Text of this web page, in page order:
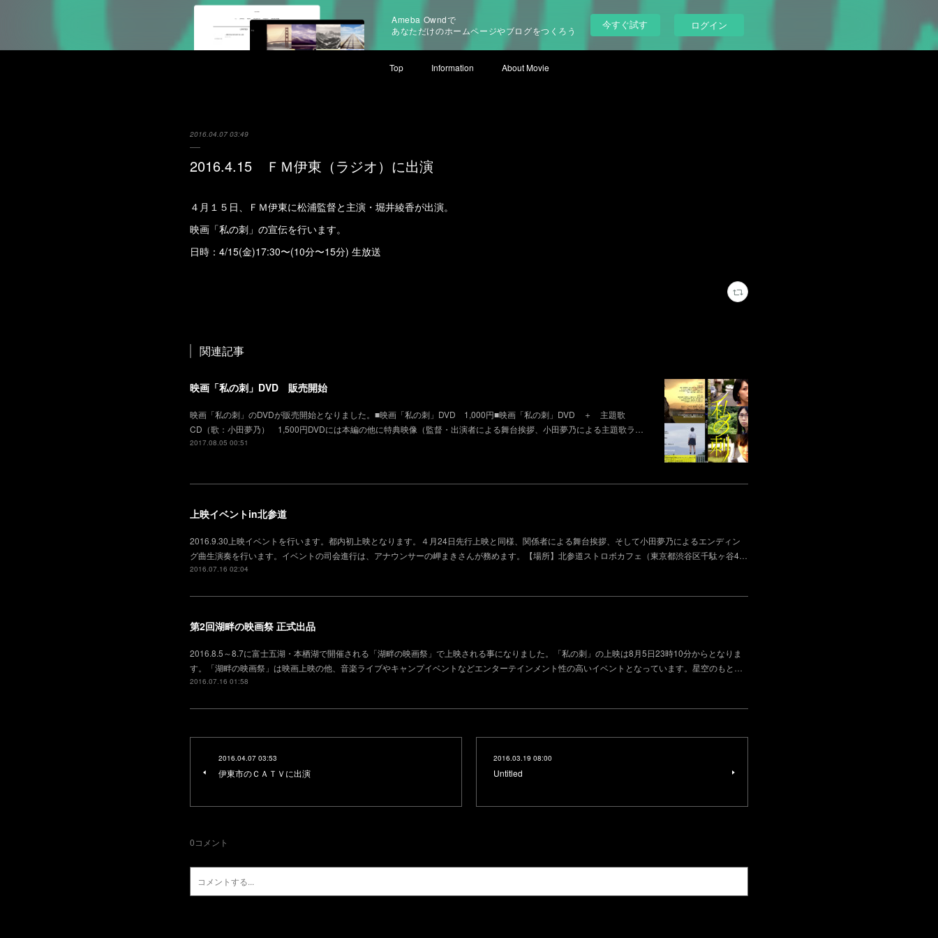
Ameba Owndで
あなただけのホームページやブログをつくろう
今すぐ試す ログイン
Top Information About Movie
2016.04.07 03:49
2016.4.15 ＦＭ伊東（ラジオ）に出演
４月１５日、ＦＭ伊東に松浦監督と主演・堀井綾香が出演。
映画「私の刺」の宣伝を行います。
日時：4/15(金)17:30〜(10分〜15分) 生放送
関連記事
映画「私の刺」DVD 販売開始
映画「私の刺」のDVDが販売開始となりました。■映画「私の刺」DVD 1,000円■映画「私の刺」DVD ＋ 主題歌
CD（歌：小田夢乃） 1,500円DVDには本編の他に特典映像（監督・出演者による舞台挨拶、小田夢乃による主題歌ラ…
2017.08.05 00:51
上映イベントin北参道
2016.9.30上映イベントを行います。都内初上映となります。４月24日先行上映と同様、関係者による舞台挨拶、そして小田夢乃によるエンディン
グ曲生演奏を行います。イベントの司会進行は、アナウンサーの岬まきさんが務めます。【場所】北参道ストロボカフェ（東京都渋谷区千駄ヶ谷4…
2016.07.16 02:04
第2回湖畔の映画祭 正式出品
2016.8.5～8.7に富士五湖・本栖湖で開催される「湖畔の映画祭」で上映される事になりました。「私の刺」の上映は8月5日23時10分からとなりま
す。「湖畔の映画祭」は映画上映の他、音楽ライブやキャンプイベントなどエンターテインメント性の高いイベントとなっています。星空のもと…
2016.07.16 01:58
2016.04.07 03:53
伊東市のＣＡＴＶに出演
2016.03.19 08:00
Untitled
0コメント